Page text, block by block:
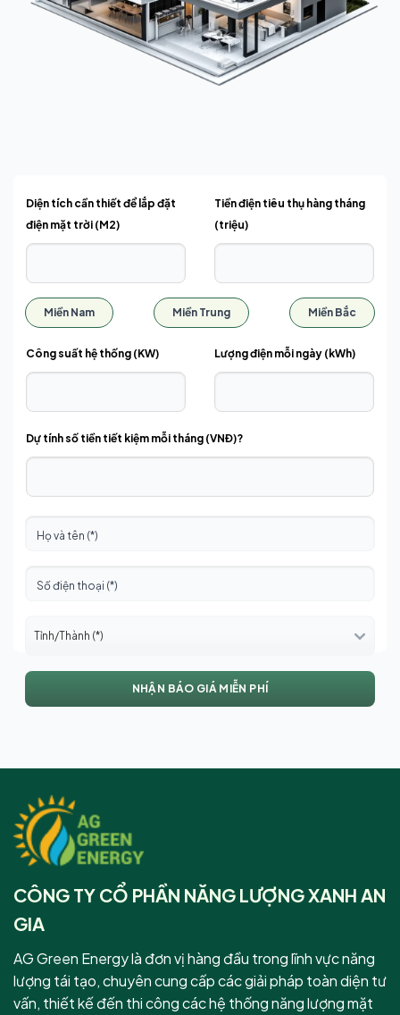
Diện tích cần thiết để lắp đặt
điện mặt trời (M2)
Tiền điện tiêu thụ hàng tháng
(triệu)
Miền Nam Miền Trung Miền Bắc
Công suất hệ thống (KW) Lượng điện mỗi ngày (kWh)
Dự tính số tiền tiết kiệm mỗi tháng (VNĐ)?
CÔNG TY CỔ PHẦN NĂNG LƯỢNG XANH AN
GIA
AG Green Energy là đơn vị hàng đầu trong lĩnh vực năng
lượng tái tạo, chuyên cung cấp các giải pháp toàn diện tư
vấn, thiết kế đến thi công các hệ thống năng lượng mặt